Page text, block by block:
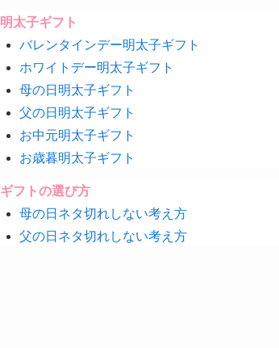
明太子ギフト
バレンタインデー明太子ギフト
ホワイトデー明太子ギフト
母の日明太子ギフト
父の日明太子ギフト
お中元明太子ギフト
お歳暮明太子ギフト
ギフトの選び方
母の日ネタ切れしない考え方
父の日ネタ切れしない考え方